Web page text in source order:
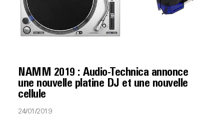
NAMM 2019 : Audio-Technica annonce
une nouvelle platine DJ et une nouvelle
cellule
24/01/2019